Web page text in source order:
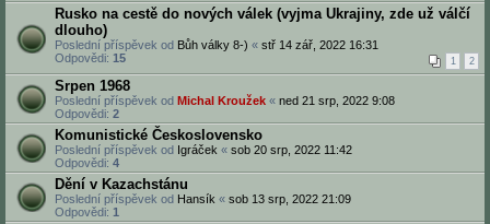
Rusko na cestě do nových válek (vyjma Ukrajiny, zde už válčí
dlouho)
Poslední příspěvek od Bůh války 8-) « stř 14 zář, 2022 16:31
Odpovědi: 15 1 2
Srpen 1968
Poslední příspěvek od Michal Kroužek « ned 21 srp, 2022 9:08
Odpovědi: 2
Komunistické Československo
Poslední příspěvek od Igráček « sob 20 srp, 2022 11:42
Odpovědi: 4
Dění v Kazachstánu
Poslední příspěvek od Hansík « sob 13 srp, 2022 21:09
Odpovědi: 1